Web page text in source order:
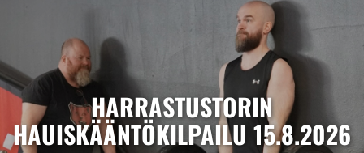
HARRASTUSTORIN
HAUISKÄÄNTÖKILPAILU 15.8.2026